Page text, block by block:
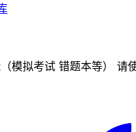
模拟考试 错题本等） 请